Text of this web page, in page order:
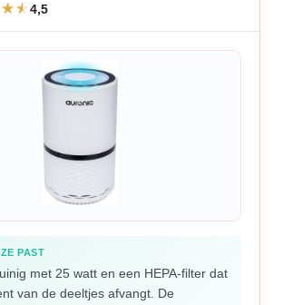
4,5
PAST
met 25 watt en een HEPA-filter dat
van de deeltjes afvangt. De